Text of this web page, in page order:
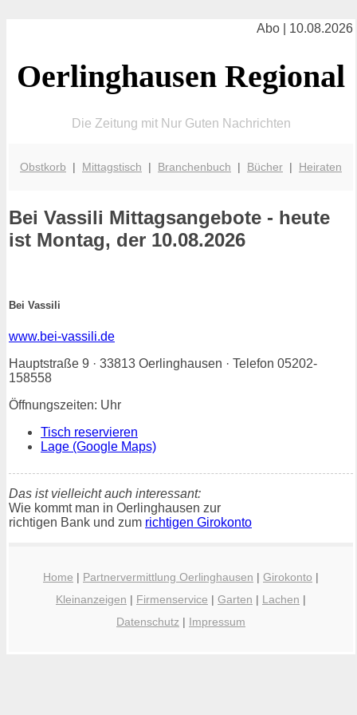
Abo | 10.08.2026
Oerlinghausen Regional
Die Zeitung mit Nur Guten Nachrichten
Obstkorb | Mittagstisch | Branchenbuch | Bücher | Heiraten
Bei Vassili Mittagsangebote - heute
ist Montag, der 10.08.2026
Bei Vassili
www.bei-vassili.de
Hauptstraße 9 · 33813 Oerlinghausen · Telefon 05202-
158558
Öffnungszeiten: Uhr
Tisch reservieren
Lage (Google Maps)
Das ist vielleicht auch interessant:
Wie kommt man in Oerlinghausen zur
richtigen Bank und zum richtigen Girokonto
Home | Partnervermittlung Oerlinghausen | Girokonto |
Kleinanzeigen | Firmenservice | Garten | Lachen |
Datenschutz | Impressum